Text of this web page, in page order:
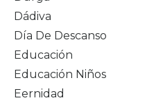
Dádiva
Día De Descanso
Educación
Educación Niños
Eernidad